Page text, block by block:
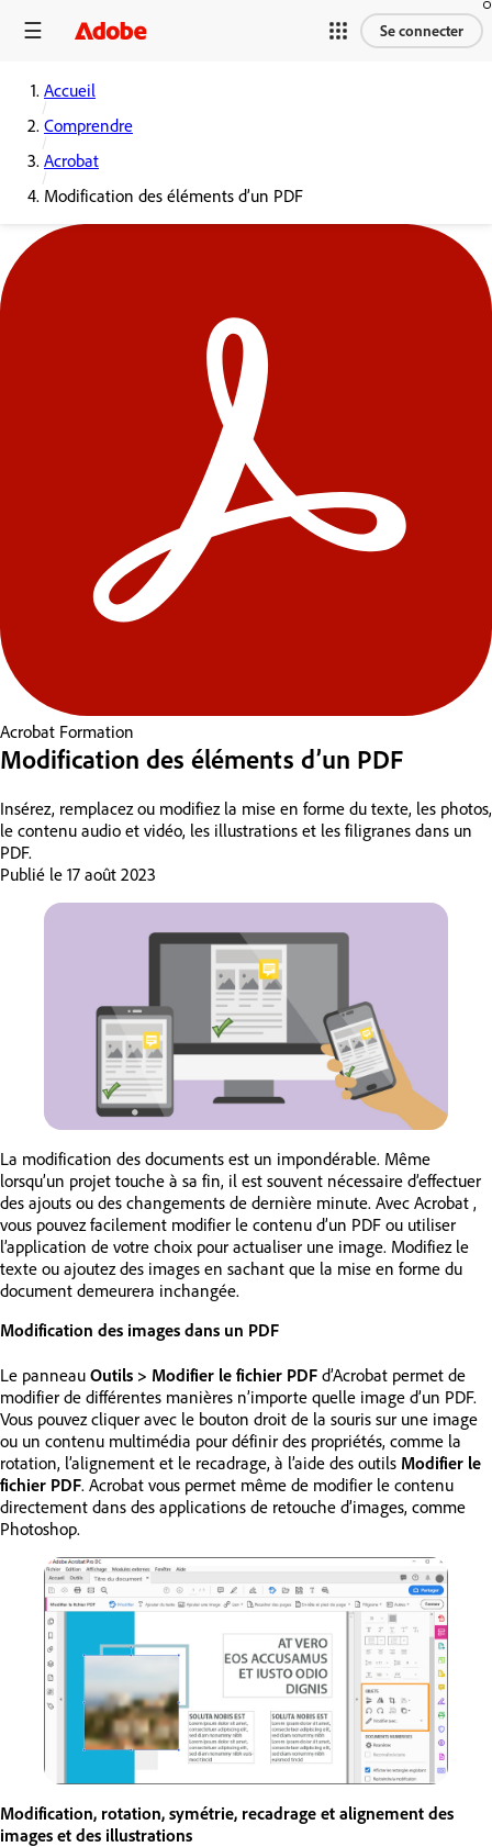
Se connecter
Accueil
Comprendre
Acrobat
Modification des éléments d’un PDF
Acrobat Formation
Modification des éléments d’un PDF
Insérez, remplacez ou modifiez la mise en forme du texte, les photos,
le contenu audio et vidéo, les illustrations et les filigranes dans un
PDF.
Publié le 17 août 2023
La modification des documents est un impondérable. Même
lorsqu’un projet touche à sa fin, il est souvent nécessaire d’effectuer
des ajouts ou des changements de dernière minute. Avec Acrobat ,
vous pouvez facilement modifier le contenu d’un PDF ou utiliser
l’application de votre choix pour actualiser une image. Modifiez le
texte ou ajoutez des images en sachant que la mise en forme du
document demeurera inchangée.
Modification des images dans un PDF
Le panneau Outils > Modifier le fichier PDF d’Acrobat permet de
modifier de différentes manières n’importe quelle image d’un PDF.
Vous pouvez cliquer avec le bouton droit de la souris sur une image
ou un contenu multimédia pour définir des propriétés, comme la
rotation, l’alignement et le recadrage, à l’aide des outils Modifier le
fichier PDF. Acrobat vous permet même de modifier le contenu
directement dans des applications de retouche d’images, comme
Photoshop.
Modification, rotation, symétrie, recadrage et alignement des
images et des illustrations